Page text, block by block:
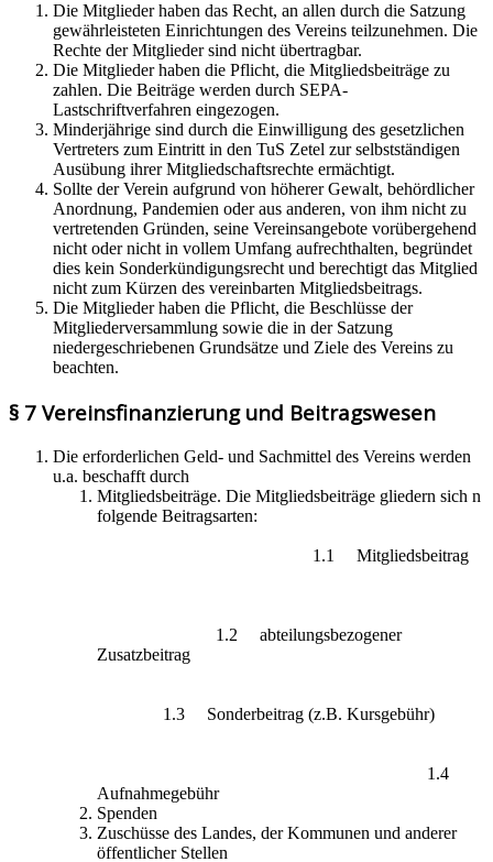
Die Mitglieder haben das Recht, an allen durch die Satzung
gewährleisteten Einrichtungen des Vereins teilzunehmen. Die
Rechte der Mitglieder sind nicht übertragbar.
Die Mitglieder haben die Pflicht, die Mitgliedsbeiträge zu
zahlen. Die Beiträge werden durch SEPA-
Lastschriftverfahren eingezogen.
Minderjährige sind durch die Einwilligung des gesetzlichen
Vertreters zum Eintritt in den TuS Zetel zur selbstständigen
Ausübung ihrer Mitgliedschaftsrechte ermächtigt.
Sollte der Verein aufgrund von höherer Gewalt, behördlicher
Anordnung, Pandemien oder aus anderen, von ihm nicht zu
vertretenden Gründen, seine Vereinsangebote vorübergehend
nicht oder nicht in vollem Umfang aufrechthalten, begründet
dies kein Sonderkündigungsrecht und berechtigt das Mitglied
nicht zum Kürzen des vereinbarten Mitgliedsbeitrags.
Die Mitglieder haben die Pflicht, die Beschlüsse der
Mitgliederversammlung sowie die in der Satzung
niedergeschriebenen Grundsätze und Ziele des Vereins zu
beachten.
§ 7 Vereinsfinanzierung und Beitragswesen
Die erforderlichen Geld- und Sachmittel des Vereins werden
u.a. beschafft durch
Mitgliedsbeiträge. Die Mitgliedsbeiträge gliedern sich n
folgende Beitragsarten:
1.1 Mitgliedsbeitrag
1.2 abteilungsbezogener
Zusatzbeitrag
1.3 Sonderbeitrag (z.B. Kursgebühr)
1.4
Aufnahmegebühr
Spenden
Zuschüsse des Landes, der Kommunen und anderer
öffentlicher Stellen